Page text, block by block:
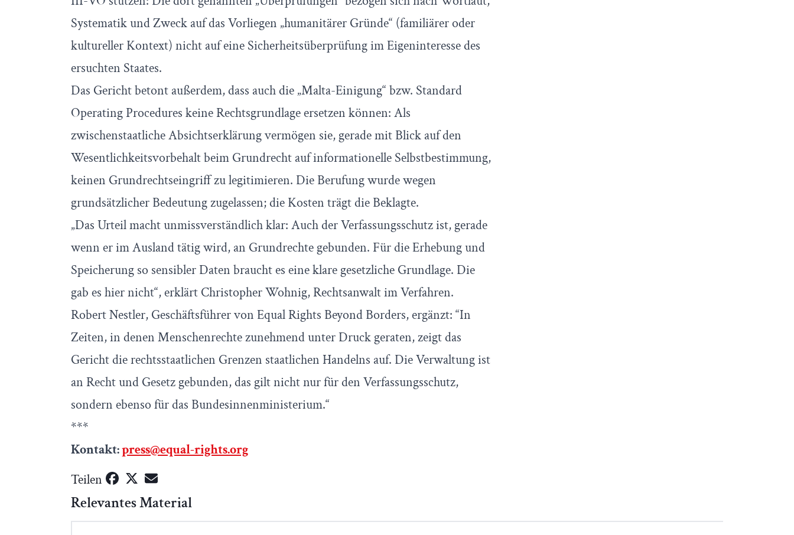
Systematik und Zweck auf das Vorliegen „humanitärer Gründe“ (familiärer oder
kultureller Kontext) nicht auf eine Sicherheitsüberprüfung im Eigeninteresse des
ersuchten Staates.
Das Gericht betont außerdem, dass auch die „Malta-Einigung“ bzw. Standard
Operating Procedures keine Rechtsgrundlage ersetzen können: Als
zwischenstaatliche Absichtserklärung vermögen sie, gerade mit Blick auf den
Wesentlichkeitsvorbehalt beim Grundrecht auf informationelle Selbstbestimmung,
keinen Grundrechtseingriff zu legitimieren. Die Berufung wurde wegen
grundsätzlicher Bedeutung zugelassen; die Kosten trägt die Beklagte.
„Das Urteil macht unmissverständlich klar: Auch der Verfassungsschutz ist, gerade
wenn er im Ausland tätig wird, an Grundrechte gebunden. Für die Erhebung und
Speicherung so sensibler Daten braucht es eine klare gesetzliche Grundlage. Die
gab es hier nicht“, erklärt Christopher Wohnig, Rechtsanwalt im Verfahren.
Robert Nestler, Geschäftsführer von Equal Rights Beyond Borders, ergänzt: “In
Zeiten, in denen Menschenrechte zunehmend unter Druck geraten, zeigt das
Gericht die rechtsstaatlichen Grenzen staatlichen Handelns auf. Die Verwaltung ist
an Recht und Gesetz gebunden, das gilt nicht nur für den Verfassungsschutz,
sondern ebenso für das Bundesinnenministerium.“
***
Kontakt:press@equal-rights.org
Teilen
Relevantes Material